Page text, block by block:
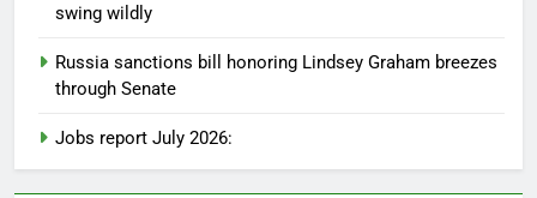
swing wildly
Russia sanctions bill honoring Lindsey Graham breezes
through Senate
Jobs report July 2026: